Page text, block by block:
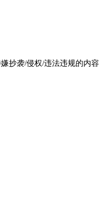
抄袭/侵权/违法违规的内容